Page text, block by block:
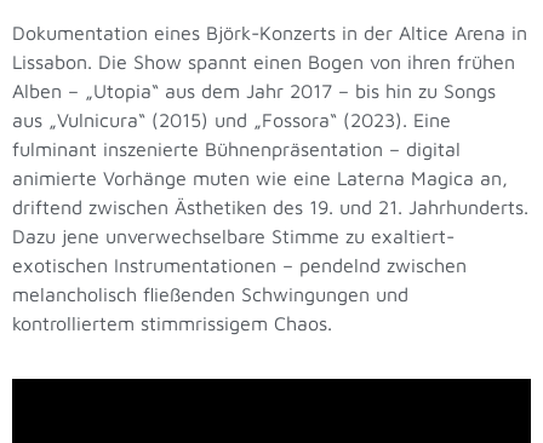
Dokumentation eines Björk-Konzerts in der Altice Arena in
Lissabon. Die Show spannt einen Bogen von ihren frühen
Alben – „Utopia“ aus dem Jahr 2017 – bis hin zu Songs
aus „Vulnicura“ (2015) und „Fossora“ (2023). Eine
fulminant inszenierte Bühnenpräsentation – digital
animierte Vorhänge muten wie eine Laterna Magica an,
driftend zwischen Ästhetiken des 19. und 21. Jahrhunderts.
Dazu jene unverwechselbare Stimme zu exaltiert-
exotischen Instrumentationen – pendelnd zwischen
melancholisch fließenden Schwingungen und
kontrolliertem stimmrissigem Chaos.